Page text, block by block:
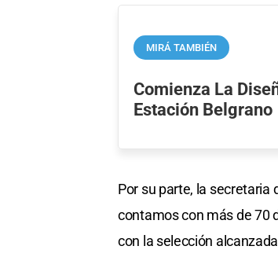
MIRÁ TAMBIÉN
Comienza La
Estación Belgrano
Por su parte, la secretaria
contamos con más de 70
con la selección